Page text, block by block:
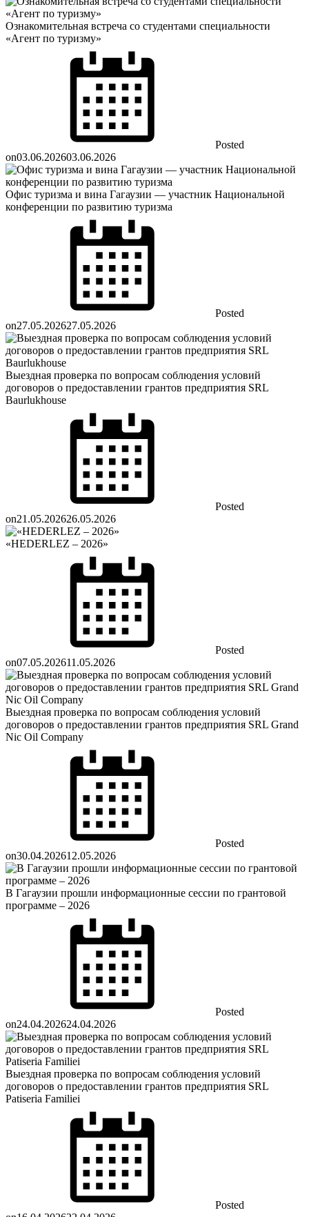
Ознакомительная встреча со студентами специальности
«Агент по туризму»
Posted
on03.06.202603.06.2026
Офис туризма и вина Гагаузии — участник Национальной
конференции по развитию туризма
Posted
on27.05.202627.05.2026
Выездная проверка по вопросам соблюдения условий
договоров о предоставлении грантов предприятия SRL
Baurlukhouse
Posted
on21.05.202626.05.2026
«HEDERLEZ – 2026»
Posted
on07.05.202611.05.2026
Выездная проверка по вопросам соблюдения условий
договоров о предоставлении грантов предприятия SRL Grand
Nic Oil Company
Posted
on30.04.202612.05.2026
В Гагаузии прошли информационные сессии по грантовой
программе – 2026
Posted
on24.04.202624.04.2026
Выездная проверка по вопросам соблюдения условий
договоров о предоставлении грантов предприятия SRL
Patiseria Familiei
Posted